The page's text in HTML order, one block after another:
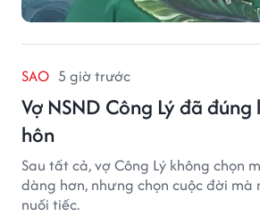
SAO 5 giờ trước
Vợ NSND Công Lý đã
hôn
Sau tất cả, vợ Công Lý không chọn
dàng hơn, nhưng chọn cuộc đời mà
nuối tiếc.